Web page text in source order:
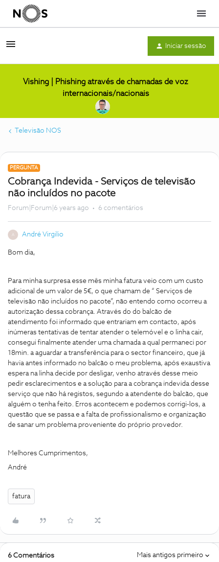
Menu
Iniciar sessão
Vishing | Phishing através de chamadas de voz
internacionais/nacionais
Televisão NOS
PERGUNTA
Cobrança Indevida - Serviços de televisão
não incluídos no pacote
Forum|Forum|6 years ago 6 comentários
A André Virgilio
Bom dia,
Para minha surpresa esse mês minha fatura veio com um custo
adicional de um valor de 5€, o que chamam de “ Serviços de
televisão não incluídos no pacote”, não entendo como ocorreu a
autorização dessa cobrança. Através do do balcão de
atendimento foi informado que entrariam em contacto, após
inúmeras tentativas de tentar atender o telemóvel e o linha cair,
consegui finalmente atender uma chamada a qual permaneci por
18min. a aguardar a transferência para o sector financeiro, que já
havia antes informado no balcão o meu problema, após exaustiva
espera na linha decide por desligar, venho através desse meio
pedir esclarecimentos e a solução para a cobrança indevida desse
serviço que não há registos, segundo a atendente do balcão, que
alguém o tenha feito. Erros acontecem e podemos corrigi-los, a
questão que se passa e a falta de profissionalismo e organização
de sanar um problema proveniente do próprio provedor.
Melhores Cumprimentos,
André
fatura
6 Comentários Mais antigos primeiro